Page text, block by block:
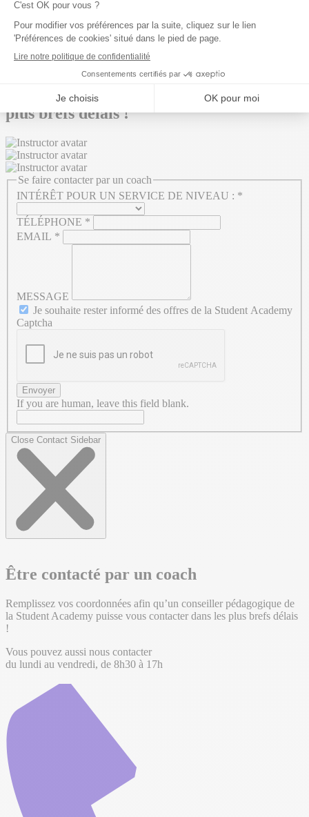
Se faire contacter
Remplissez vos coordonnées afin qu’un
conseiller pédagogique de la Student
Academy puisse vous contacter dans les
plus brefs délais !
Se faire contacter par un coach
INTÉRÊT POUR UN SERVICE DE NIVEAU : *
TÉLÉPHONE *
EMAIL *
MESSAGE
Je souhaite rester informé des offres de la Student Academy
Captcha
Envoyer
If you are human, leave this field blank.
Close Contact Sidebar
Être contacté par un coach
Remplissez vos coordonnées afin qu’un conseiller pédagogique de
la Student Academy puisse vous contacter dans les plus brefs délais
!
Vous pouvez aussi nous contacter
du lundi au vendredi, de 8h30 à 17h